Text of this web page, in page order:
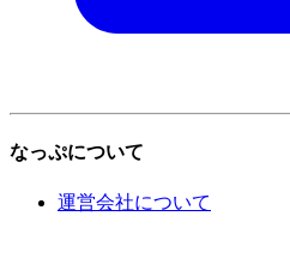
なっぷについて
運営会社について